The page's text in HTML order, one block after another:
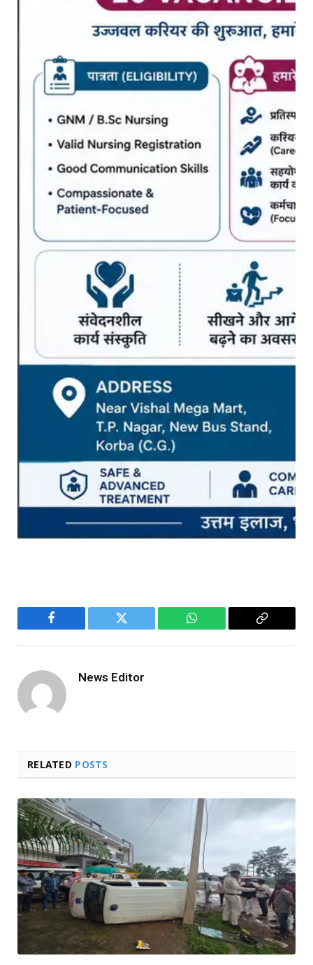
Facebook Twitter WhatsApp
Copy
News Editor
RELATED POSTS